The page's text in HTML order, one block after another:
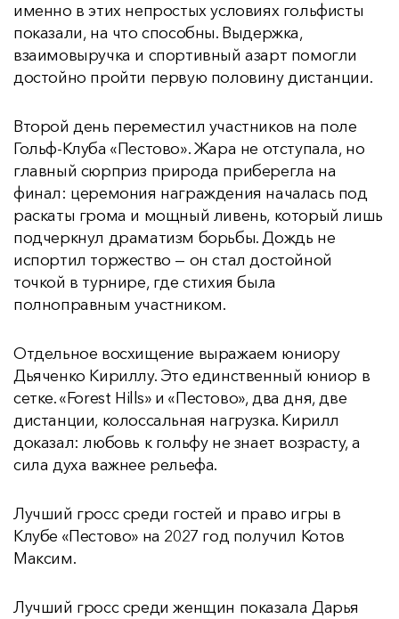
именно в этих непростых условиях гольфисты
показали, на что способны. Выдержка,
взаимовыручка и спортивный азарт помогли
достойно пройти первую половину дистанции.
Второй день переместил участников на поле
Гольф-Клуба «Пестово». Жара не отступала, но
главный сюрприз природа приберегла на
финал: церемония награждения началась под
раскаты грома и мощный ливень, который лишь
подчеркнул драматизм борьбы. Дождь не
испортил торжество — он стал достойной
точкой в турнире, где стихия была
полноправным участником.
Отдельное восхищение выражаем юниору
Дьяченко Кириллу. Это единственный юниор в
сетке. «Forest Hills» и «Пестово», два дня, две
дистанции, колоссальная нагрузка. Кирилл
доказал: любовь к гольфу не знает возрасту, а
сила духа важнее рельефа.
Лучший гросс среди гостей и право игры в
Клубе «Пестово» на 2027 год получил Котов
Максим.
Лучший гросс среди женщин показала Дарья